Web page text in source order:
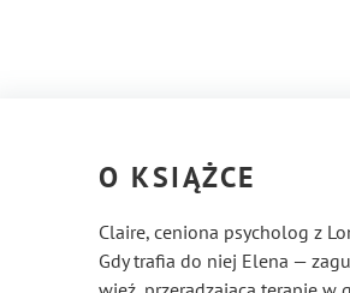
O KSIĄŻCE
Claire, ceniona psycholog z
Gdy trafia do niej Elena —